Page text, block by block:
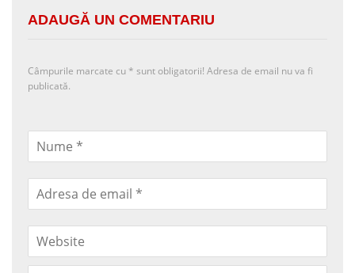
ADAUGĂ UN COMENTARIU
Câmpurile marcate cu * sunt obligatorii! Adresa de email nu va fi
publicată.